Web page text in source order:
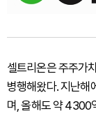
셀트리온은 주주가
병행해왔다. 지난해
며, 올해도 약 4300